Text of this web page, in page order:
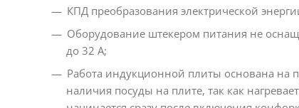
КПД преобразования электрической
Оборудование штекером питания не
до 32 А;
Работа индукционной плиты основана на
наличия посуды на плите, так как